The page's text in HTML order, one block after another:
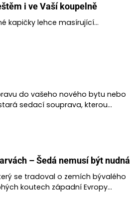
i ve Vaší koupelně
kapičky lehce masírující…
do vašeho nového bytu nebo
sedací souprava, kterou…
– Šedá nemusí být nudná
se tradoval o zemích bývalého
koutech západní Evropy…